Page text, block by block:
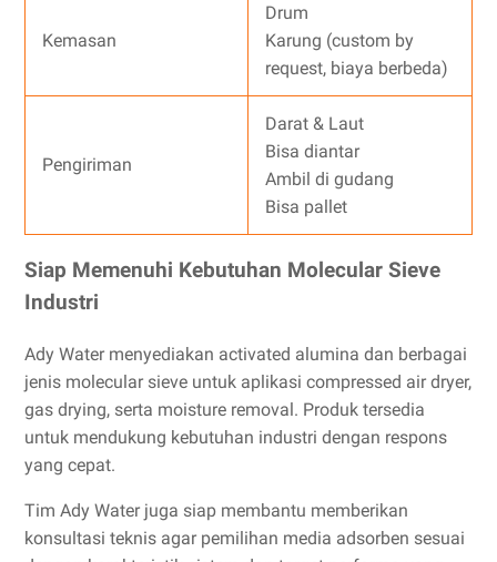
Kemasan
Drum
Karung (custom by
request, biaya berbeda)
Pengiriman
Darat & Laut
Bisa diantar
Ambil di gudang
Bisa pallet
Siap Memenuhi Kebutuhan Molecular Sieve
Industri
Ady Water menyediakan activated alumina dan berbagai
jenis molecular sieve untuk aplikasi compressed air dryer,
gas drying, serta moisture removal. Produk tersedia
untuk mendukung kebutuhan industri dengan respons
yang cepat.
Tim Ady Water juga siap membantu memberikan
konsultasi teknis agar pemilihan media adsorben sesuai